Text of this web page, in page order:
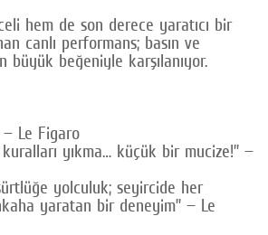
hem de son derece yaratıcı bir
canlı performans; basın ve
büyük beğeniyle karşılanıyor.
Le Figaro
yıkma… küçük bir mucize!” —
yolculuk; seyircide her
yaratan bir deneyim” — Le